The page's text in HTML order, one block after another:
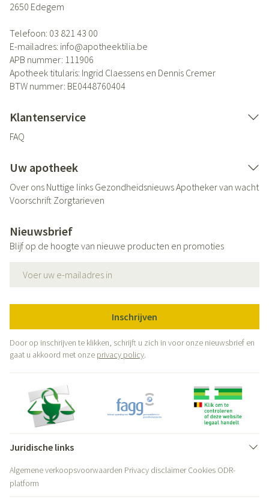
2650 Edegem
Telefoon: 03 821 43 00
E-mailadres: info@apotheektilia.be
APB nummer: 111906
Apotheek titularis: Ingrid Claessens en Dennis Cremer
BTW nummer: BE0448760404
Klantenservice
FAQ
Uw apotheek
Over ons Nuttige links GezondheidsnieuwsApotheker van wacht
Voorschrift Zorgtarieven
Nieuwsbrief
Blijf op de hoogte van nieuwe producten en promoties
Inschrijven
Door op inschrijven te klikken, schrijft u zich in voor onze nieuwsbrief en
gaat u akkoord met onze privacy policy.
Juridische links
Algemene verkoopsvoorwaarden Privacy disclaimer Cookies ODR-
platform